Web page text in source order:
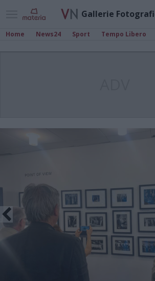
Gallerie
Home News24 Sport Tempo Libero